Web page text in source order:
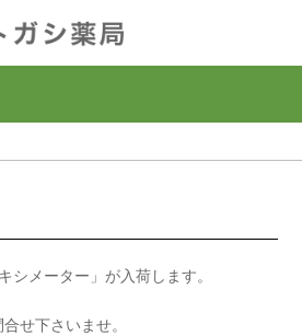
シメーター」が入荷します。
せ下さいませ。